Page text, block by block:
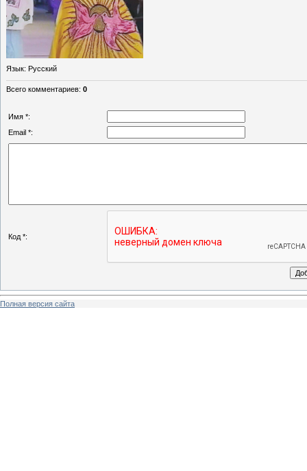
Язык: Русский
Всего комментариев: 0
Имя *:
Email *:
Код *:
Полная версия сайта